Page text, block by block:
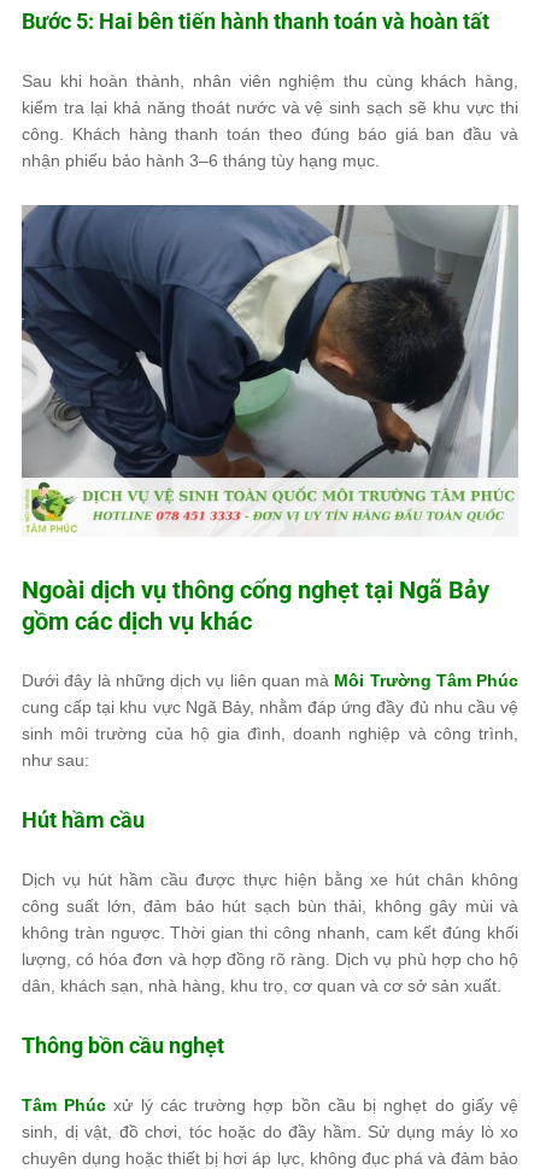
Bước 5: Hai bên tiến hành thanh toán và hoàn tất
Sau khi hoàn thành, nhân viên nghiệm thu cùng khách hàng,
kiểm tra lại khả năng thoát nước và vệ sinh sạch sẽ khu vực thi
công. Khách hàng thanh toán theo đúng báo giá ban đầu và
nhận phiếu bảo hành 3–6 tháng tùy hạng mục.
Ngoài dịch vụ thông cống nghẹt tại Ngã Bảy
gồm các dịch vụ khác
Dưới đây là những dịch vụ liên quan mà Môi Trường Tâm Phúc
cung cấp tại khu vực Ngã Bảy, nhằm đáp ứng đầy đủ nhu cầu vệ
sinh môi trường của hộ gia đình, doanh nghiệp và công trình,
như sau:
Hút hầm cầu
Dịch vụ hút hầm cầu được thực hiện bằng xe hút chân không
công suất lớn, đảm bảo hút sạch bùn thải, không gây mùi và
không tràn ngược. Thời gian thi công nhanh, cam kết đúng khối
lượng, có hóa đơn và hợp đồng rõ ràng. Dịch vụ phù hợp cho hộ
dân, khách sạn, nhà hàng, khu trọ, cơ quan và cơ sở sản xuất.
Thông bồn cầu nghẹt
Tâm Phúc xử lý các trường hợp bồn cầu bị nghẹt do giấy vệ
sinh, dị vật, đồ chơi, tóc hoặc do đầy hầm. Sử dụng máy lò xo
chuyên dụng hoặc thiết bị hơi áp lực, không đục phá và đảm bảo